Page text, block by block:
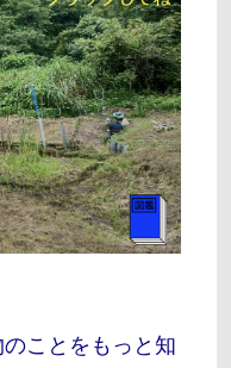
ことをもっと知